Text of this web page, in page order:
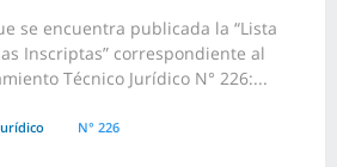
se encuentra publicada la “Lista
Inscriptas” correspondiente al
Técnico Jurídico N° 226:...
N° 226